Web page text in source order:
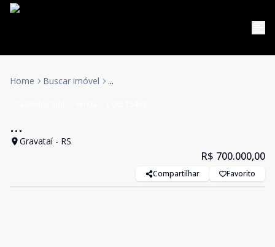
Home Buscar imóvel ...
...
Gravataí - RS
R$ 700.000,00
Compartilhar Favorito